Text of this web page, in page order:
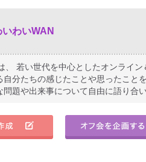
いわいWAN
、 若い世代を中心としたオンライ
自分たちの感じたことや思ったこと
問題や出来事について自由に語り合